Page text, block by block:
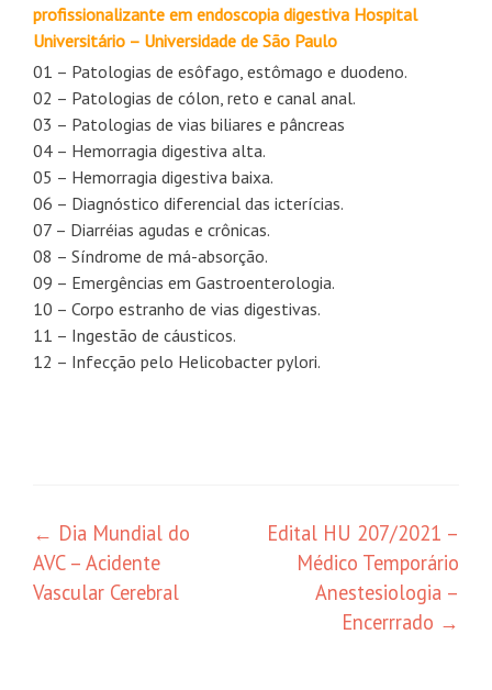
profissionalizante em endoscopia digestiva Hospital
Universitário – Universidade de São Paulo
01 – Patologias de esôfago, estômago e duodeno.
02 – Patologias de cólon, reto e canal anal.
03 – Patologias de vias biliares e pâncreas
04 – Hemorragia digestiva alta.
05 – Hemorragia digestiva baixa.
06 – Diagnóstico diferencial das icterícias.
07 – Diarréias agudas e crônicas.
08 – Síndrome de má-absorção.
09 – Emergências em Gastroenterologia.
10 – Corpo estranho de vias digestivas.
11 – Ingestão de cáusticos.
12 – Infecção pelo Helicobacter pylori.
← Dia Mundial do
AVC – Acidente
Vascular Cerebral
Edital HU 207/2021 –
Médico Temporário
Anestesiologia –
Encerrrado →